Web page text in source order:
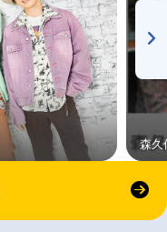
森久